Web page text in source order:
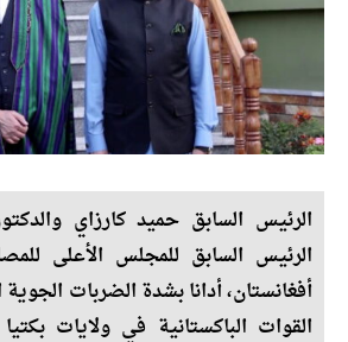
الرئيس السابق حميد كارزاي
الرئيس السابق للمجلس الأعلى
أفغانستان، أدانا بشدة الضربات الجوية